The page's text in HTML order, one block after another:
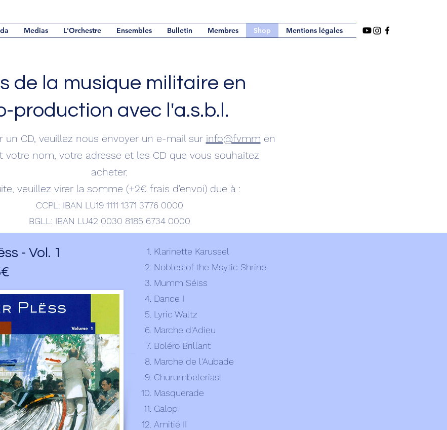
Medias L'Orchestre Ensembles Bulletin Membres Shop Mentions légales
de la musique militaire en
production avec l'a.s.b.l.
un CD, veuillez nous envoyer un e-mail sur info@fvmm en
votre nom, votre adresse et les CD que vous souhaitez
acheter.
veuillez virer la somme (+2€ frais d'envoi) due à :
CCPL: IBAN LU19 1111 1371 3776 0000
BGLL: IBAN LU42 0030 8185 6734 0000
- Vol. 1
Klarinette Karussel
Nobles of the Msytic Shrine
Mumm Séiss
Dance I
Lyric Waltz
Marche d'Adieu
Boléro Brillant
Marche de l'Aubade
Churumbelerias!
Masquerade
Galop
Amitié II